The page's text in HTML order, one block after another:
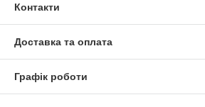
Контакти
Доставка та оплата
Графік роботи